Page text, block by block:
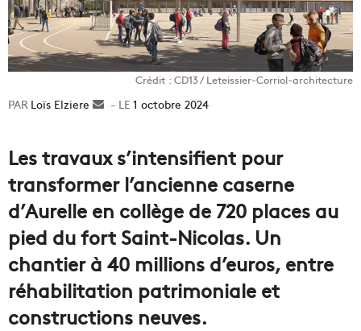
Crédit : CD13 / Leteissier-Corriol-architecture
Loïs Elziere
Envoyer1 octobre 2024
Les travaux s’intensifient pour
transformer l’ancienne caserne
d’Aurelle en collège de 720 places au
pied du fort Saint-Nicolas. Un
chantier à 40 millions d’euros, entre
réhabilitation patrimoniale et
constructions neuves.